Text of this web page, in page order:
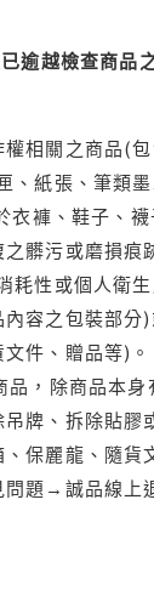
逾越檢查商
相關之商品(
、紙張、筆類
褲、鞋子、
髒污或磨損痕
耗性或個人衛
容之包裝部
件、贈品等)。
品，除商品本
牌、拆除貼
保麗龍、隨貨
題→誠品線上